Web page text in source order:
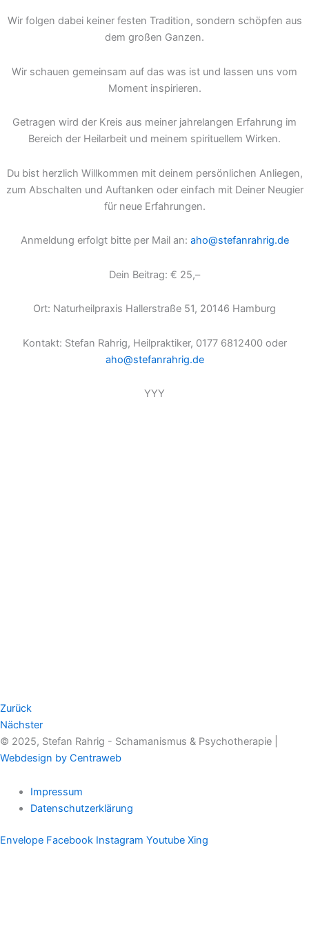
Wir folgen dabei keiner festen Tradition, sondern schöpfen aus
dem großen Ganzen.
Wir schauen gemeinsam auf das was ist und lassen uns vom
Moment inspirieren.
Getragen wird der Kreis aus meiner jahrelangen Erfahrung im
Bereich der Heilarbeit und meinem spirituellem Wirken.
Du bist herzlich Willkommen mit deinem persönlichen Anliegen,
zum Abschalten und Auftanken oder einfach mit Deiner Neugier
für neue Erfahrungen.
Anmeldung erfolgt bitte per Mail an: aho@stefanrahrig.de
Dein Beitrag: € 25,–
Ort: Naturheilpraxis Hallerstraße 51, 20146 Hamburg
Kontakt: Stefan Rahrig, Heilpraktiker, 0177 6812400 oder
aho@stefanrahrig.de
YYY
Zurück
Nächster
© 2025, Stefan Rahrig - Schamanismus & Psychotherapie |
Webdesign by Centraweb
Impressum
Datenschutzerklärung
Envelope Facebook Instagram Youtube Xing